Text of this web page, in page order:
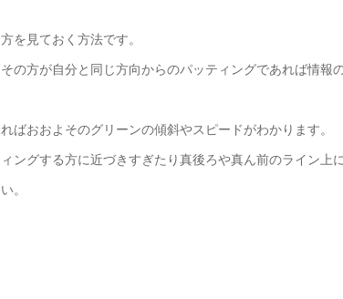
を見ておく方法です。
の方が自分と同じ方向からのパッティングであれば情報
おおよそのグリーンの傾斜やスピードがわかります。
ングする方に近づきすぎたり真後ろや真ん前のライン上
。